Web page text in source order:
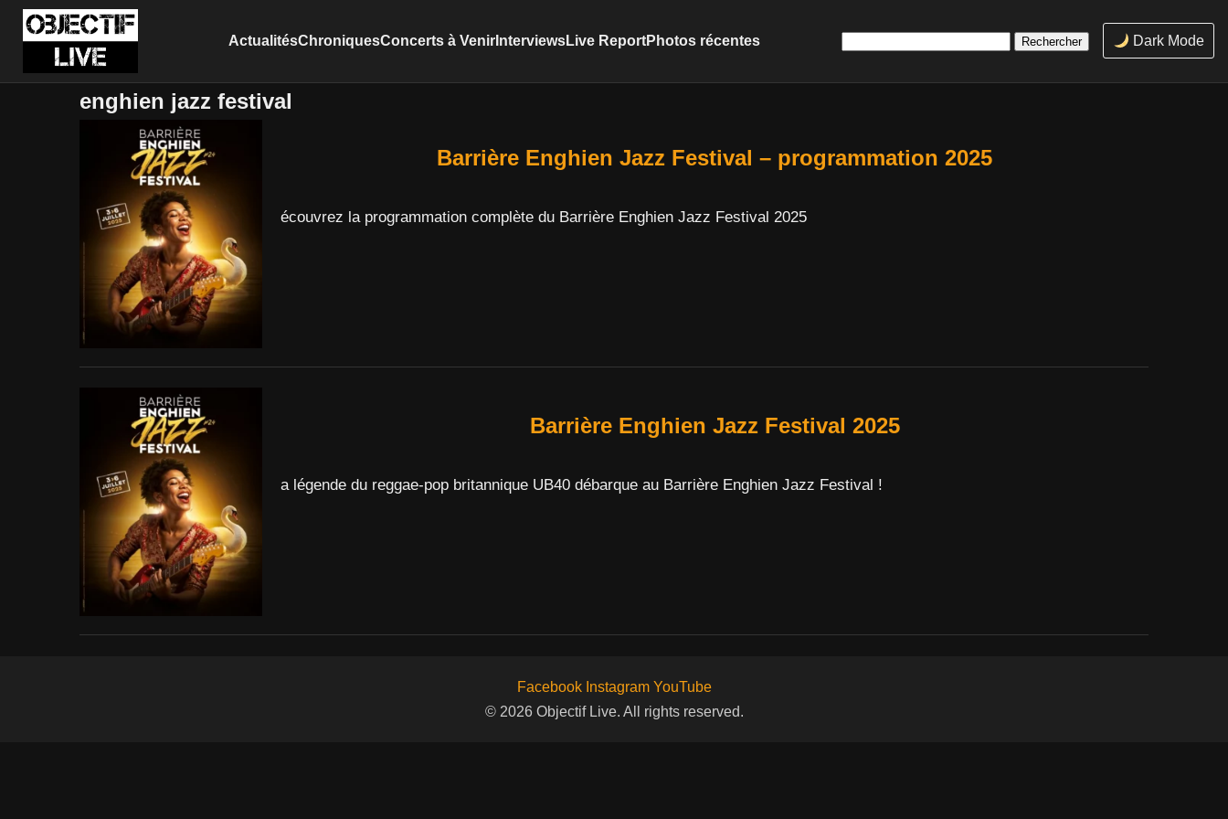
ActualitésChroniquesConcerts à VenirInterviewsLive ReportPhotos récentes Dark Mode
enghien jazz festival
Barrière Enghien Jazz Festival – programmation 2025
écouvrez la programmation complète du Barrière Enghien Jazz Festival 2025
Barrière Enghien Jazz Festival 2025
a légende du reggae-pop britannique UB40 débarque au Barrière Enghien Jazz Festival !
Facebook Instagram YouTube
© 2026 Objectif Live. All rights reserved.